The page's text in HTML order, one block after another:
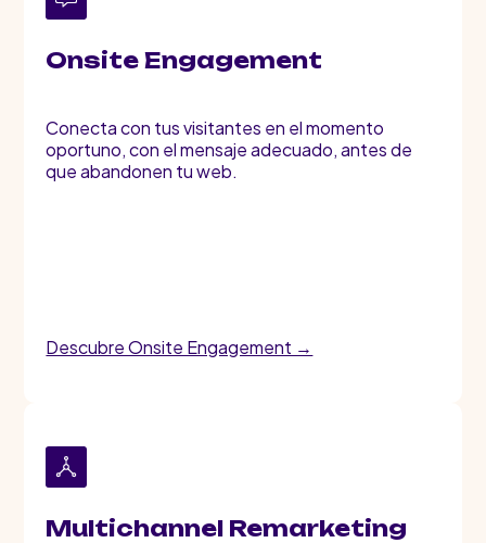
Onsite Engagement
Conecta con tus visitantes en el momento
oportuno, con el mensaje adecuado, antes de
que abandonen tu web.
Descubre Onsite Engagement →
Multichannel Remarketing